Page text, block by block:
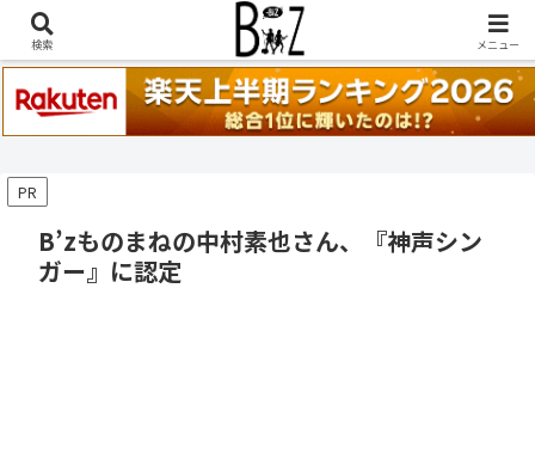
稲葉浩志『en-Zepp』『enⅣ』セトリ一覧はこちら
PR
B’zものまねの中村素也さん、『神声シン
ガー』に認定
検索 メニュー